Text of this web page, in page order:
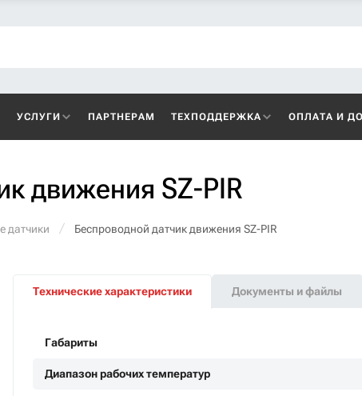
УСЛУГИ ПАРТНЕРАМ ТЕХПОДДЕРЖКА ОПЛАТА И
движения SZ-PIR
датчики Беспроводной датчик движения SZ-PIR
Технические характеристики Документы и файлы
Габариты
Диапазон рабочих температур